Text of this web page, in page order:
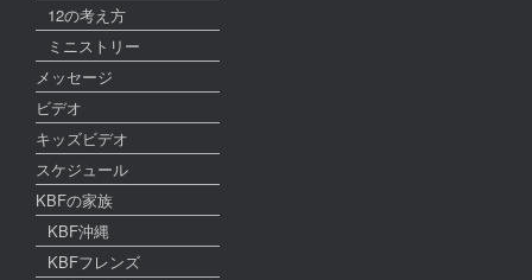
12の考え方
ミニストリー
メッセージ
ビデオ
キッズビデオ
スケジュール
KBFの家族
KBF沖縄
KBFフレンズ